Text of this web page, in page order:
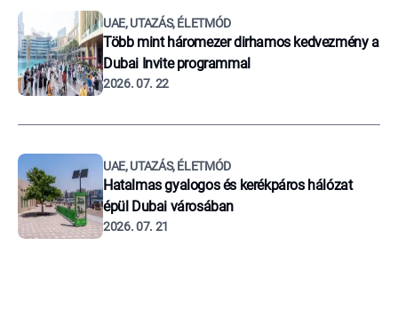
UAE, UTAZÁS, ÉLETMÓD
Több mint háromezer dirhamos kedvezmény a
Dubai Invite programmal
2026. 07. 22
UAE, UTAZÁS, ÉLETMÓD
Hatalmas gyalogos és kerékpáros hálózat
épül Dubai városában
2026. 07. 21